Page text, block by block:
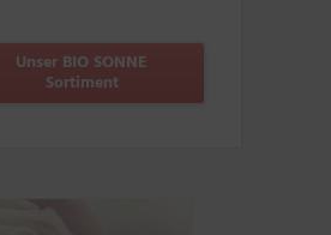
Unser BIO SONNE
Sortiment